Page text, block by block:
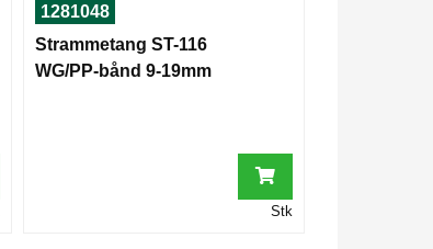
1281048
Strammetang ST-116
WG/PP-bånd 9-19mm
Stk